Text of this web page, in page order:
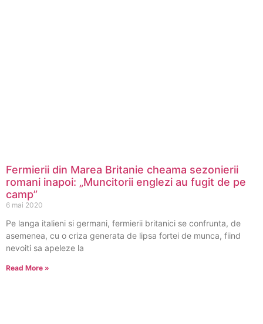
Fermierii din Marea Britanie cheama sezonierii
romani inapoi: „Muncitorii englezi au fugit de pe
camp”
6 mai 2020
Pe langa italieni si germani, fermierii britanici se confrunta, de
asemenea, cu o criza generata de lipsa fortei de munca, fiind
nevoiti sa apeleze la
Read More »